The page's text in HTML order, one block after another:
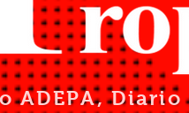
ADEPA, Diario